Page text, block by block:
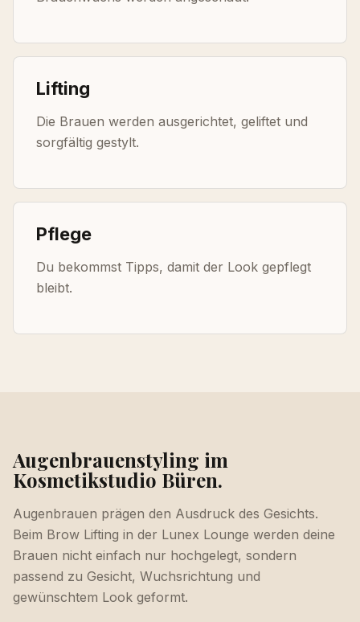
Lifting
Die Brauen werden ausgerichtet, geliftet und
sorgfältig gestylt.
Pflege
Du bekommst Tipps, damit der Look gepflegt
bleibt.
Augenbrauenstyling im
Kosmetikstudio Büren.
Augenbrauen prägen den Ausdruck des Gesichts.
Beim Brow Lifting in der Lunex Lounge werden deine
Brauen nicht einfach nur hochgelegt, sondern
passend zu Gesicht, Wuchsrichtung und
gewünschtem Look geformt.